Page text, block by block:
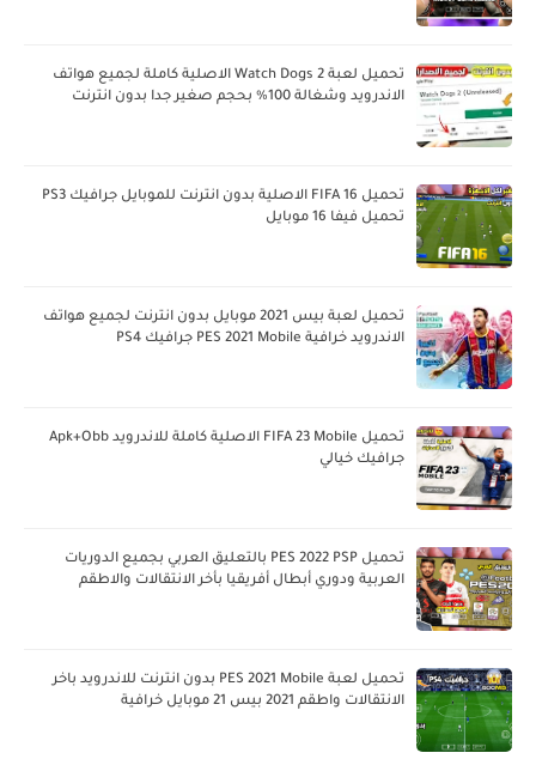
تحميل لعبة Watch Dogs 2 الاصلية كاملة لجميع هواتف
الاندرويد وشغالة 100% بحجم صغير جدا بدون انترنت
تحميل FIFA 16 الاصلية بدون انترنت للموبايل جرافيك PS3
تحميل فيفا 16 موبايل
تحميل لعبة بيس 2021 موبايل بدون انترنت لجميع هواتف
الاندرويد خرافية PES 2021 Mobile جرافيك PS4
تحميل FIFA 23 Mobile الاصلية كاملة للاندرويد Apk+Obb
جرافيك خيالي
تحميل PES 2022 PSP بالتعليق العربي بجميع الدوريات
العربية ودوري أبطال أفريقيا بأخر الانتقالات والاطقم
تحميل لعبة PES 2021 Mobile بدون انترنت للاندرويد باخر
الانتقالات واطقم 2021 بيس 21 موبايل خرافية